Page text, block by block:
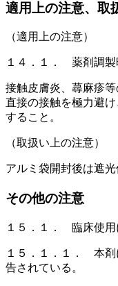
適用上の注意、取
（適用上の注意）
１４．１． 薬剤調製
接触皮膚炎、蕁麻疹
直接の接触を極力避
すること。
（取扱い上の注意）
アルミ袋開封後は遮光
その他の注意
１５．１． 臨床使用
１５．１．１． 本剤
告されている。